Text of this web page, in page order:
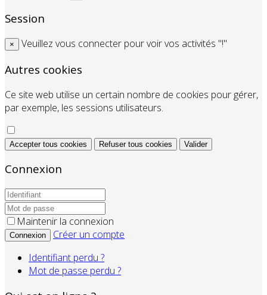
Session
× Veuillez vous connecter pour voir vos activités "!"
Autres cookies
Ce site web utilise un certain nombre de cookies pour gérer,
par exemple, les sessions utilisateurs.
Accepter tous cookies Refuser tous cookies Valider
Connexion
Maintenir la connexion
Connexion
Créer un compte
Identifiant perdu ?
Mot de passe perdu ?